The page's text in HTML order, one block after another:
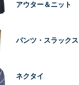
アウター＆ニット
パンツ・スラックス
ネクタイ